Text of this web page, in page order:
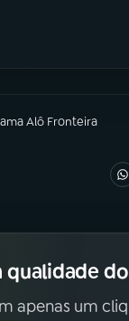
Alô Fronteira
qualidade
apenas um